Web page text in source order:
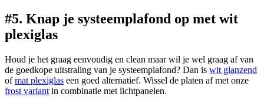
#5. Knap je systeemplafond op met wit
plexiglas
Houd je het graag eenvoudig en clean maar wil je wel graag af van
de goedkope uitstraling van je systeemplafond? Dan is wit glanzend
ofmat plexiglas een goed alternatief. Wissel de platen af met onze
frost variant in combinatie met lichtpanelen.